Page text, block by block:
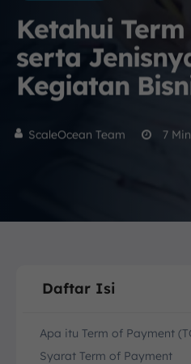
Ketahui
serta
Kegiatan
ScaleOcean Team 7
Daftar Isi
Apa itu Term of Payment
Syarat Term of Payment